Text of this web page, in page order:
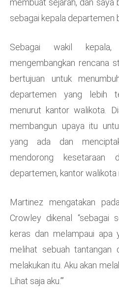
sebagai kepala departemen
Sebagai wakil kepala,
mengembangkan rencana
bertujuan untuk
departemen yang lebih
menurut kantor walikota.
membangun upaya itu
yang ada dan
mendorong
departemen, kantor walikota
Martinez mengatakan
Crowley dikenal “sebagai
keras dan melampaui apa
melihat sebuah tantangan
melakukan itu. Aku akan
Lihat saja aku.”’